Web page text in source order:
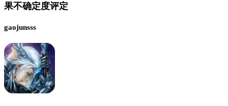
果不确定度评定
gaojunsss